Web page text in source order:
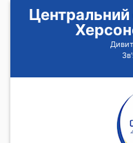
Центральний